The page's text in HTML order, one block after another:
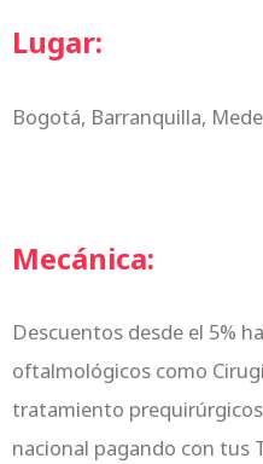
Lugar:
Bogotá, Barranquilla,
Mecánica:
Descuentos desde el 5%
oftalmológicos como
tratamiento prequirúrgicos
nacional pagando con tus